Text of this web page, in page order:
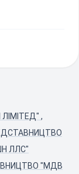
,
ЛЛС"
"МДВ